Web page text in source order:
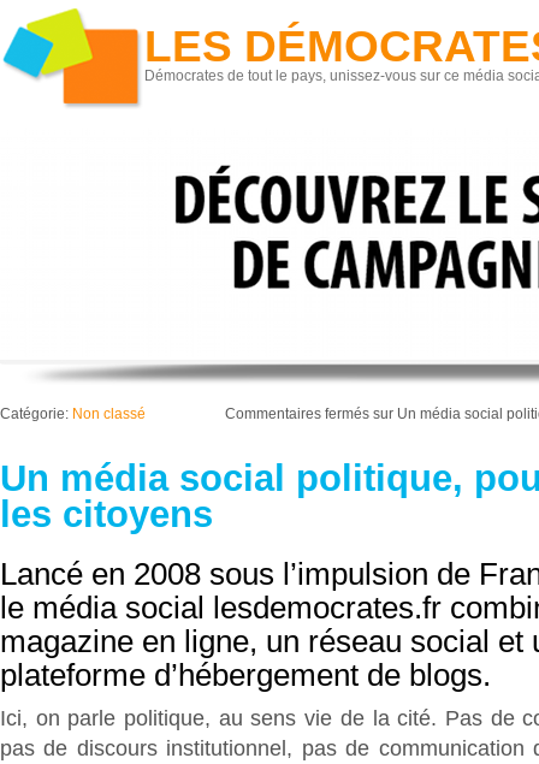
LES
Démocrates de tout le pays, unissez-vous sur ce média
Catégorie: Non classé Commentaires fermés sur Un média social
Un média social politique,
les citoyens
Lancé en 2008 sous l’impulsion de
le média social lesdemocrates.fr
magazine en ligne, un réseau social et
plateforme d’hébergement de blogs.
Ici, on parle politique, au sens vie de la cité. Pas de
pas de discours institutionnel, pas de communication